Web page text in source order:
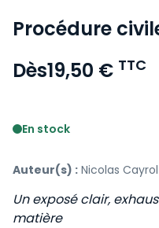
Procédure
Dès19,50 € TTC
En stock
Auteur(s) : Nicolas Cayrol
Un exposé clair,
matière